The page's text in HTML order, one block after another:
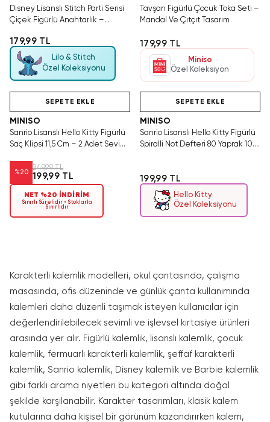
Disney Lisanslı Stitch Parti Serisi
Çiçek Figürlü Anahtarlık –
179,99 TL
Lilo & Stitch
Özel Koleksiyonu
Tavşan Figürlü Çocuk Toka Seti –
Mandal Ve Çıtçıt Tasarım
179,99 TL
Miniso
Özel Koleksiyon
SEPETE EKLE
MINISO
Sanrio Lisanslı Hello Kitty Figürlü
Saç Klipsi 11,5 Cm – 2 Adet Sevimli
%20
249,99 TL
199,99 TL
NET %20 İNDİRİM
Sınırlı Sürelidir • Stoklarla
Sınırlıdır
SEPETE EKLE
MINISO
Sanrio Lisanslı Hello Kitty Figürlü
Spiralli Not Defteri 80 Yaprak 10.6
199,99 TL
Hello Kitty
Özel Koleksiyonu
Karakterli kalemlik modelleri, okul çantasında, çalışma
masasında, ofis düzeninde ve günlük çanta kullanımında
kalemleri daha düzenli taşımak isteyen kullanıcılar için
değerlendirilebilecek sevimli ve işlevsel kırtasiye ürünleri
arasında yer alır. Figürlü kalemlik, lisanslı kalemlik, çocuk
kalemlik, fermuarlı karakterli kalemlik, şeffaf karakterli
kalemlik, Sanrio kalemlik, Disney kalemlik ve Barbie kalemlik
gibi farklı arama niyetleri bu kategori altında doğal
şekilde karşılanabilir. Karakter tasarımları, klasik kalem
kutularına daha kişisel bir görünüm kazandırırken kalem,